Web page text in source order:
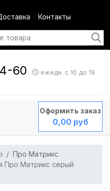
Контакты
60 ежедн. с 10 до 19
Оформить заказ
0,00 руб
Про Матрикс
Про Матрикс серый